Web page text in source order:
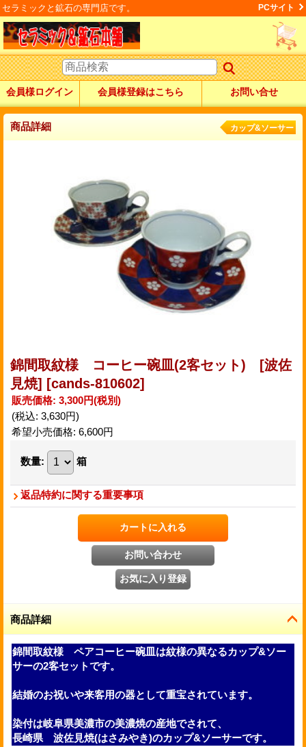
セラミックと鉱石の専門店です。 PCサイト
会員様ログイン 会員様登録はこちら お問い合せ
商品詳細 カップ&ソーサー
錦間取紋様 コーヒー碗皿(2客セット) [波佐
見焼] [cands-810602]
販売価格: 3,300円(税別)
(税込: 3,630円)
希望小売価格: 6,600円
数量: 箱
返品特約に関する重要事項
商品詳細
錦間取紋様 ペアコーヒー碗皿は紋様の異なるカップ&ソー
サーの2客セットです。
結婚のお祝いや来客用の器として重宝されています。
染付は岐阜県美濃市の美濃焼の産地でされて、
長崎県 波佐見焼(はさみやき)のカップ&ソーサーです。